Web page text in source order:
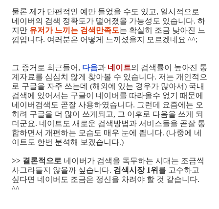
물론 제가 단편적인 예만 들었을 수도 있고, 일시적으로
네이버의 검색 정확도가 떨어졌을 가능성도 있습니다. 하
지만 유저가 느끼는 검색만족도는 확실히 조금 낮아진 느
낌입니다. 여러분은 어떻게 느끼셨을지 모르겠네요 ^^;
그 증거로 최근들어, 다음과 네이트의 검색률이 높아진 통
계자료를 심심치 않게 찾아볼 수 있습니다. 저는 개인적으
로 구글을 자주 쓰는데 (해외에 있는 경우가 많아서) 국내
검색에 있어서는 구글이 네이버를 따라올수 없기 때문에
네이버검색도 곧잘 사용하였습니다. 그런데 요즘에는 오
히려 구글을 더 많이 쓰게되고, 그 이후로 다음을 쓰게 되
더군요. 네이트도 새로운 검색방법과 서비스들을 곧잘 통
합하면서 개편하는 모습도 매우 눈에 띕니다. (나중에 네
이트도 한번 분석해 보겠습니다.)
>> 결론적으로 네이버가 검색을 독무하는 시대는 조금씩
사그라들지 않을까 싶습니다. 검색시장 1위 를 고수하고
싶다면 네이버도 조금은 정신을 차려야 할 것 같습니다.
^^